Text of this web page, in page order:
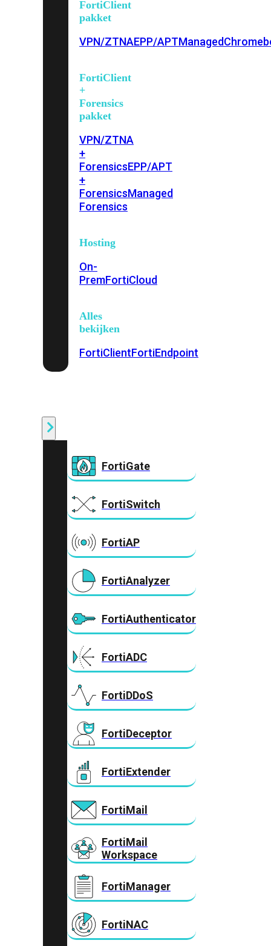
FortiClient
pakket
VPN/ZTNAEPP/APTManaged
FortiClient
+
Forensics
pakket
VPN/ZTNA
+
ForensicsEPP/APT
+
ForensicsManaged
Forensics
Hosting
On-
PremFortiCloud
Alles
bekijken
FortiClientFortiEndpoint
FortiGate
FortiSwitch
FortiAP
FortiAnalyzer
FortiAuthenticator
FortiADC
FortiDDoS
FortiDeceptor
FortiExtender
FortiMail
FortiMail
Workspace
FortiManager
FortiNAC